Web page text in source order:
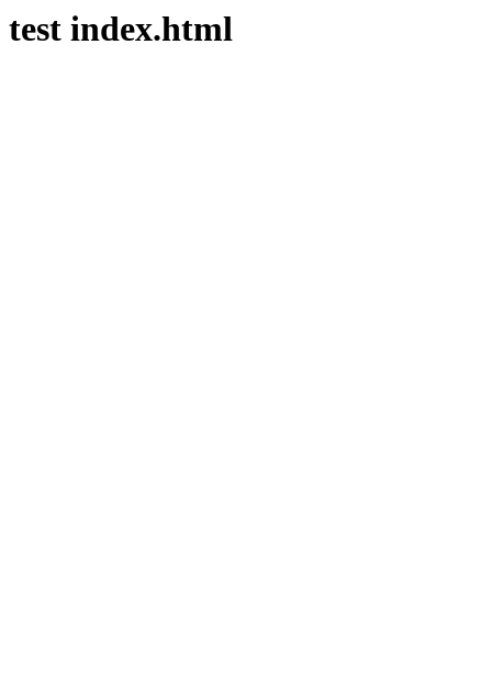
test index.html